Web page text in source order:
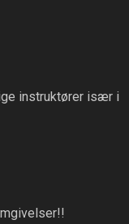
instruktører især i